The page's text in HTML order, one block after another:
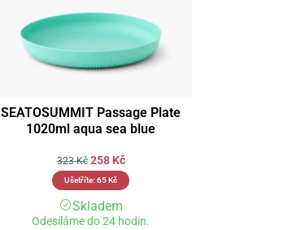
SEATOSUMMIT Passage Plate
1020ml aqua sea blue
323Kč 258 Kč
Ušetříte: 65Kč
Skladem
Odesíláme do 24 hodin.